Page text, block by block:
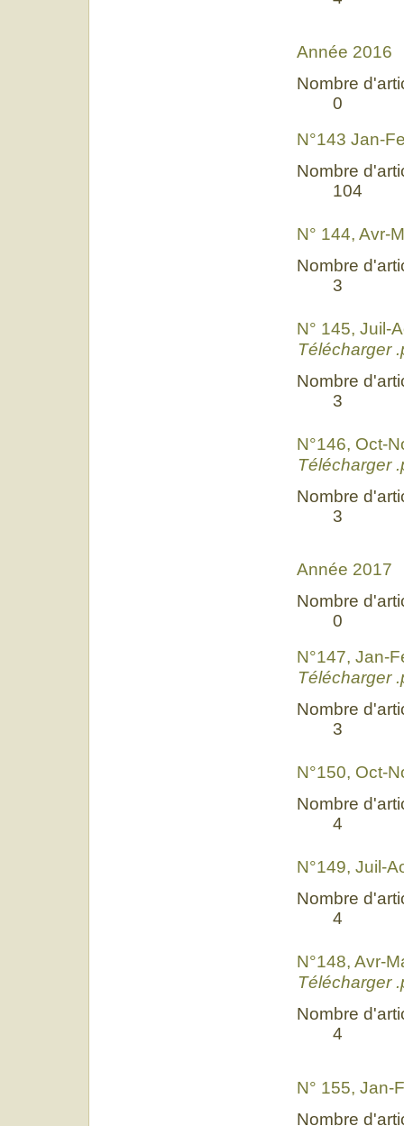
Année 2016
Nombre
0
N°143 Jan-
Nombre
104
N° 144, Avr-
Nombre
3
N° 145, Juil-
Télécharger
Nombre
3
N°146, Oct-
Télécharger
Nombre
3
Année 2017
Nombre
0
N°147, Jan-
Télécharger
Nombre
3
N°150, Oct-
Nombre
4
N°149, Juil-
Nombre
4
N°148, Avr-
Télécharger
Nombre
4
N° 155, Jan-
Nombre